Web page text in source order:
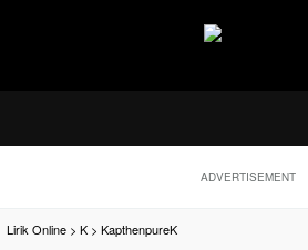
ADVERTISEMENT
Lirik Online > K > KapthenpureK